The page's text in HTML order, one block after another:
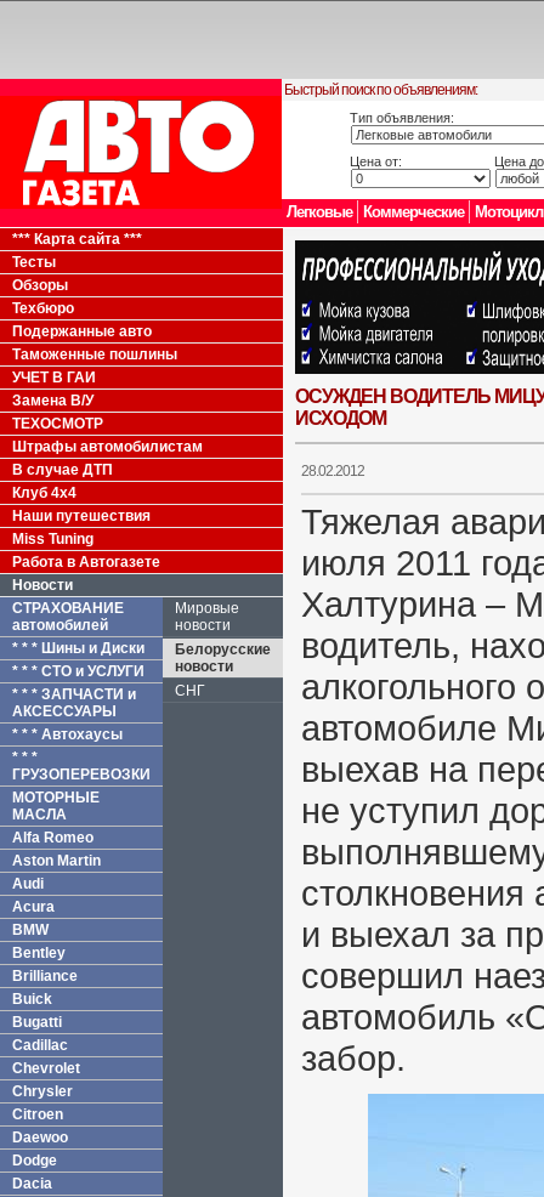
Быстрый поиск по объявлениям:
Тип объявления:
Цена от: Цена
Легковые Коммерческие
*** Карта сайта ***
Тесты
Обзоры
Техбюро
Подержанные авто
Таможенные пошлины
УЧЕТ В ГАИ
Замена В/У
ТЕХОСМОТР
Штрафы автомобилистам
В случае ДТП
Клуб 4x4
Наши путешествия
Miss Tuning
Работа в Автогазете
Новости
СТРАХОВАНИЕ
автомобилей
* * * Шины и Диски
* * * СТО и УСЛУГИ
* * * ЗАПЧАСТИ и
АКСЕССУАРЫ
* * * Автохаусы
* * *
ГРУЗОПЕРЕВОЗКИ
МОТОРНЫЕ
МАСЛА
Alfa Romeo
Aston Martin
Audi
Acura
BMW
Bentley
Brilliance
Buick
Bugatti
Cadillac
Chevrolet
Chrysler
Citroen
Daewoo
Dodge
Dacia
Мировые
новости
Белорусские
новости
СНГ
ОСУЖДЕН ВОДИТЕЛЬ
ИСХОДОМ
28.02.2012
Тяжелая
июля 2011
Халтурина –
водитель,
алкогольного
автомобиле
выехав на
не уступил
и выехал за
совершил
автомобиль
забор.